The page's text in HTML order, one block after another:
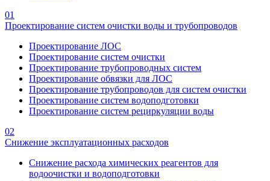
01
Проектирование систем очистки воды и трубопроводов
Проектирование ЛОС
Проектирование систем очистки
Проектирование трубопроводных систем
Проектирование обвязки для ЛОС
Проектирование трубопроводов для систем очистки
Проектирование систем водоподготовки
Проектирование систем рециркуляции воды
02
Снижение эксплуатационных расходов
Снижение расхода химических реагентов для
водоочистки и водоподготовки